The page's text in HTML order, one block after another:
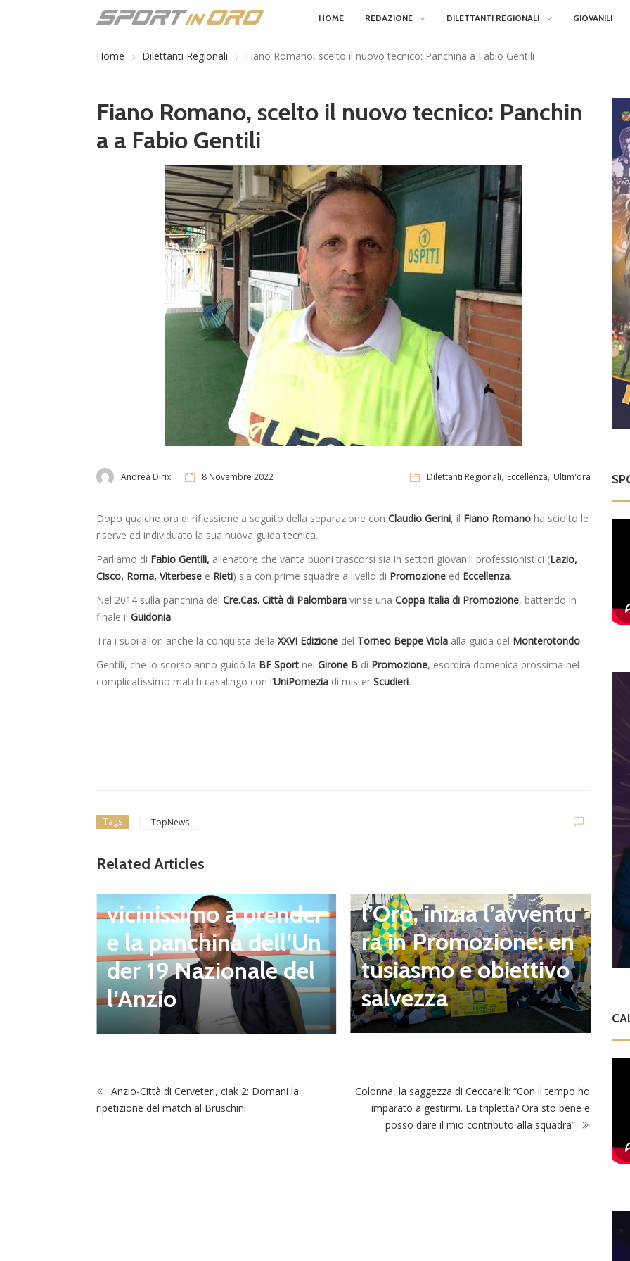
HOME REDAZIONE DILETTANTI REGIONALI GIOVANILI
Home Dilettanti Regionali Fiano Romano, scelto il nuovo tecnico: Panchina a Fabio Gentili
Fiano Romano, scelto il nuovo tecnico: Panchin
a a Fabio Gentili
Andrea Dirix 8 Novembre 2022 Dilettanti Regionali, Eccellenza, Ultim'ora
Dopo qualche ora di riflessione a seguito della separazione con Claudio Gerini, il Fiano Romano ha sciolto le
riserve ed individuato la sua nuova guida tecnica.
Parliamo di Fabio Gentili, allenatore che vanta buoni trascorsi sia in settori giovanili professionistici (Lazio,
Cisco, Roma, Viterbese e Rieti) sia con prime squadre a livello di Promozione ed Eccellenza.
Nel 2014 sulla panchina del Cre.Cas. Città di Palombara vinse una Coppa Italia di Promozione, battendo in
finale il Guidonia.
Tra i suoi allori anche la conquista della XXVI Edizione del Torneo Beppe Viola alla guida del Monterotondo.
Gentili, che lo scorso anno guidò la BF Sport nel Girone B di Promozione, esordirà domenica prossima nel
complicatissimo match casalingo con l’UniPomezia di mister Scudieri.
Tags TopNews
Related Articles
Ultim'ora
vicinissimo a prender
e la panchina dell’Un
der 19 Nazionale del
l’Anzio
l’Oro, inizia l’avventu
ra in Promozione: en
tusiasmo e obiettivo
salvezza
Anzio-Città di Cerveteri, ciak 2: Domani la
ripetizione del match al Bruschini
Colonna, la saggezza di Ceccarelli: “Con il tempo ho
imparato a gestirmi. La tripletta? Ora sto bene e
posso dare il mio contributo alla squadra”